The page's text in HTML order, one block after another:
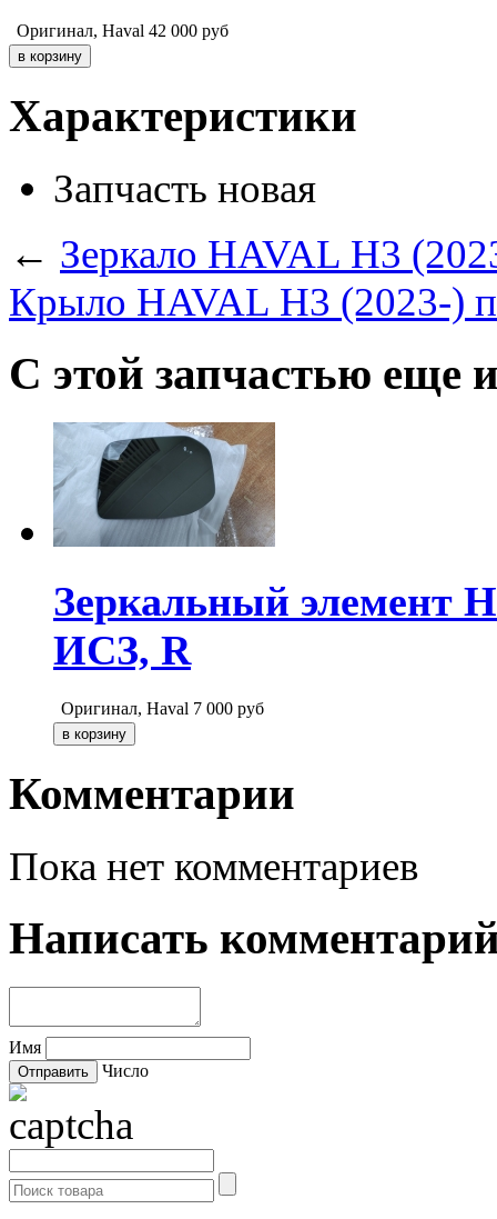
Оригинал, Haval 42 000 руб
Характеристики
Запчасть новая
← Зеркало HAVAL H3
Крыло HAVAL H3 (2023-)
С этой запчастью еще
Зеркальный элемент
ИСЗ, R
Оригинал, Haval 7 000 руб
Комментарии
Пока нет комментариев
Написать
Имя
Число